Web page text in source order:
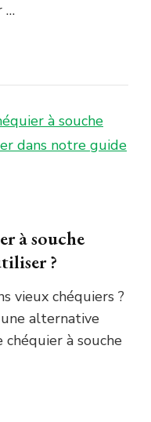
…
à souche
?
vieux chéquiers ?
alternative
à souche